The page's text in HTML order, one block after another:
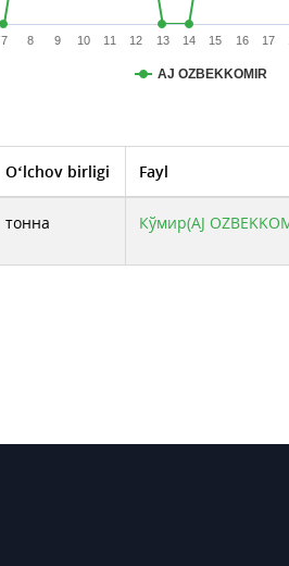
AJ OZBEKKOMIR
7 8 9 10 11 12 13 14 15 16 17
O‘lchov birligi Fayl
тонна Кўмир(AJ